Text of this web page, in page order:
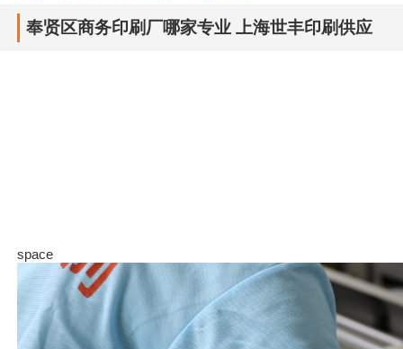
奉贤区商务印刷厂哪家专业 上海世丰印刷供应
space